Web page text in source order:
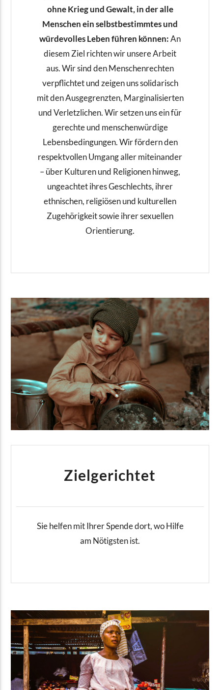
ohne Krieg und Gewalt, in der alle
Menschen ein selbstbestimmtes und
würdevolles Leben führen können:An
diesem Ziel richten wir unsere Arbeit
aus. Wir sind den Menschenrechten
verpflichtet und zeigen uns solidarisch
mit den Ausgegrenzten, Marginalisierten
und Verletzlichen. Wir setzen uns ein für
gerechte und menschenwürdige
Lebensbedingungen. Wir fördern den
respektvollen Umgang aller miteinander
– über Kulturen und Religionen hinweg,
ungeachtet ihres Geschlechts, ihrer
ethnischen, religiösen und kulturellen
Zugehörigkeit sowie ihrer sexuellen
Orientierung.
Zielgerichtet
Sie helfen mit Ihrer Spende dort, wo Hilfe
am Nötigsten ist.